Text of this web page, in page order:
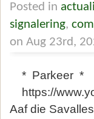
Posted in
signalering,
on Aug 23rd,
* Parkeer *
https://
Aaf die